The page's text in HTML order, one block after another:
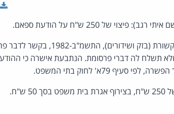
של 250 ש"ח על הודעת ספאם.
תביעה לפי סעיף 30א לחוק התקשורת
שלא תשלח לה דברי פרסומת. הנתבעת אישרה כי
79א' לחוק בתי המשפט.